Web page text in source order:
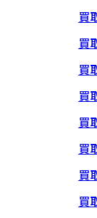
買
買
買
買
買
買
買
買